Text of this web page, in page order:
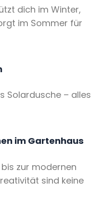
dich im Winter,
im Sommer für
Solardusche – alles
im Gartenhaus
zur modernen
sind keine